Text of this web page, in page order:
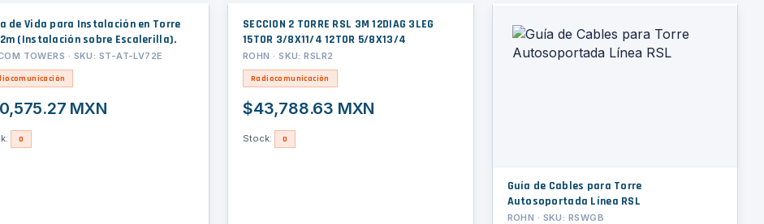
de Vida para Instalación en Torre
(Instalación sobre Escalerilla).
TOWERS · SKU: ST-AT-LV72E
MXN
0
SECCION 2 TORRE RSL 3M 12DIAG 3LEG
15TOR 3/8X11/4 12TOR 5/8X13/4
ROHN · SKU: RSLR2
Radiocomunicación
$43,788.63 MXN
Stock: 0
Guía de Cables para Torre
Autosoportada Línea RSL
ROHN · SKU: RSWGB